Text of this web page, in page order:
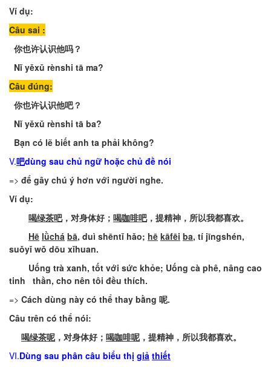
Ví dụ:
Câu sai :
你也许认识他吗？
Nǐ yěxǔ rènshi tā ma?
Câu đúng:
你也许认识他吧？
Nǐ yěxǔ rènshi tā ba?
Bạn có lẽ biết anh ta phải không?
V.吧dùng sau chủ ngữ hoặc chủ đề nói
=> để gây chú ý hơn với người nghe.
Ví dụ:
喝绿茶吧，对身体好； 喝咖啡吧，提精神，所以我都喜欢。
Hē lǜchá bā, duì shēntǐ hǎo; hē kāfēi ba, tí jīngshén,
suǒyǐ wǒ dōu xǐhuan.
Uống trà xanh, tốt với sức khỏe; Uống cà phê, nâng cao
tinh
thần, cho nên tôi đều thích.
=> Cách dùng này có thể thay bằng 呢.
Câu trên có thể nói:
喝绿茶呢 ，对身体好； 喝咖啡呢 ，提精神，所以我都喜欢。
VI.Dùng sau phân câu biểu thị giả thiết